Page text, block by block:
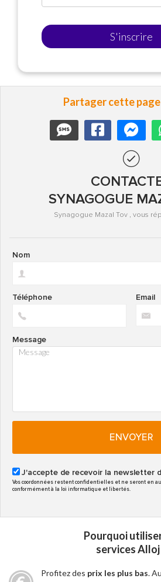
S'inscrire
Partager cette page
SYNAGOGUE
Synagogue Mazal Tov , vous
Nom
Email
Téléphone
Message
ENVOYER
J'accepte de recevoir la newsletter
Vos coordonnées restent confidentielles et ne seront en
conformément à la loi informatique et libertés.
Pourquoi
services Alloj
Profitez des prix les plus bas.